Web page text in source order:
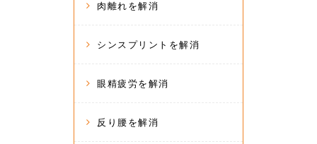
肉離れを解消
シンスプリントを解消
眼精疲労を解消
反り腰を解消